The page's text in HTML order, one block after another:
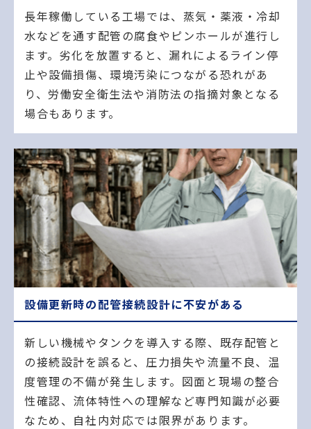
長年稼働している工場では、蒸気・薬液・冷却
水などを通す配管の腐食やピンホールが進行し
ます。劣化を放置すると、漏れによるライン停
止や設備損傷、環境汚染につながる恐れがあ
り、労働安全衛生法や消防法の指摘対象となる
場合もあります。
設備更新時の配管接続設計に不安がある
新しい機械やタンクを導入する際、既存配管と
の接続設計を誤ると、圧力損失や流量不良、温
度管理の不備が発生します。図面と現場の整合
性確認、流体特性への理解など専門知識が必要
なため、自社内対応では限界があります。